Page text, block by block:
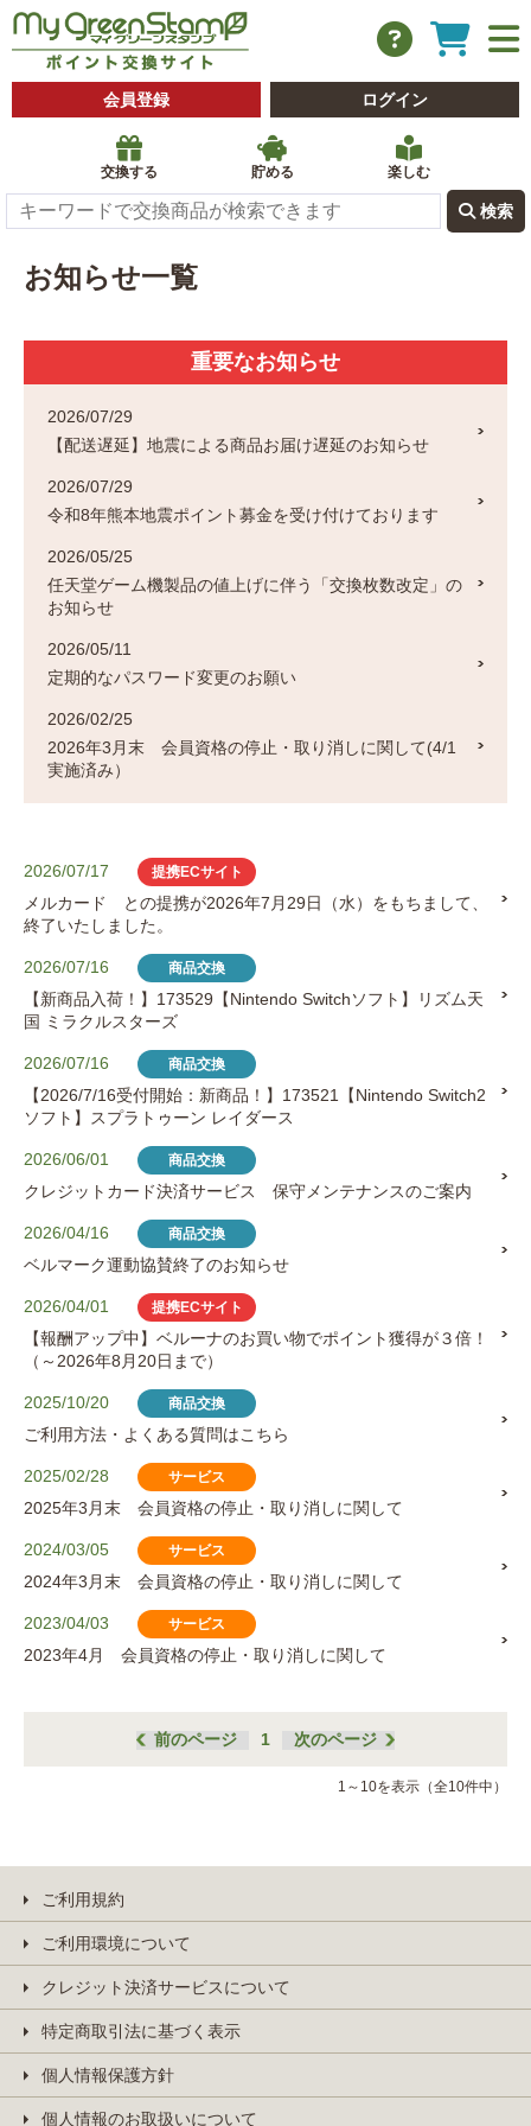
会員登録 ログイン
交換する 貯める 楽しむ
 検索
お知らせ一覧
重要なお知らせ
2026/07/29
【配送遅延】地震による商品お届け遅延のお知らせ
2026/07/29
令和8年熊本地震ポイント募金を受け付けております
2026/05/25
任天堂ゲーム機製品の値上げに伴う「交換枚数改定」の
お知らせ
2026/05/11
定期的なパスワード変更のお願い
2026/02/25
2026年3月末 会員資格の停止・取り消しに関して(4/1
実施済み）
2026/07/17 提携ECサイト
メルカード との提携が2026年7月29日（水）をもちまして、
終了いたしました。
2026/07/16 商品交換
【新商品入荷！】173529【Nintendo Switchソフト】リズム天
国 ミラクルスターズ
2026/07/16 商品交換
【2026/7/16受付開始：新商品！】173521【Nintendo Switch2
ソフト】スプラトゥーン レイダース
2026/06/01 商品交換
クレジットカード決済サービス 保守メンテナンスのご案内
2026/04/16 商品交換
ベルマーク運動協賛終了のお知らせ
2026/04/01 提携ECサイト
【報酬アップ中】ベルーナのお買い物でポイント獲得が３倍！
（～2026年8月20日まで）
2025/10/20 商品交換
ご利用方法・よくある質問はこちら
2025/02/28 サービス
2025年3月末 会員資格の停止・取り消しに関して
2024/03/05 サービス
2024年3月末 会員資格の停止・取り消しに関して
2023/04/03 サービス
2023年4月 会員資格の停止・取り消しに関して
前のページ 1 次のページ
1～10を表示（全10件中）
ご利用規約
ご利用環境について
クレジット決済サービスについて
特定商取引法に基づく表示
個人情報保護方針
個人情報のお取扱いについて